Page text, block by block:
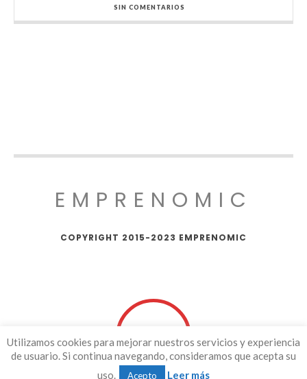
SIN COMENTARIOS
EMPRENOMIC
COPYRIGHT 2015-2023 EMPRENOMIC
Utilizamos cookies para mejorar nuestros servicios y experiencia
de usuario. Si continua navegando, consideramos que acepta su
uso.
Acepto Leer más